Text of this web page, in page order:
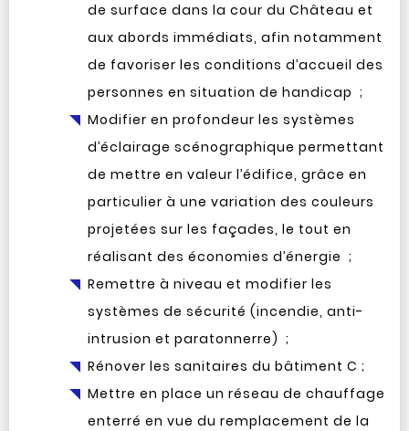
de surface dans la cour du Château et
aux abords immédiats, afin notamment
de favoriser les conditions d’accueil des
personnes en situation de handicap ;
Modifier en profondeur les systèmes
d’éclairage scénographique permettant
de mettre en valeur l’édifice, grâce en
particulier à une variation des couleurs
projetées sur les façades, le tout en
réalisant des économies d’énergie ;
Remettre à niveau et modifier les
systèmes de sécurité (incendie, anti-
intrusion et paratonnerre) ;
Rénover les sanitaires du bâtiment C ;
Mettre en place un réseau de chauffage
enterré en vue du remplacement de la